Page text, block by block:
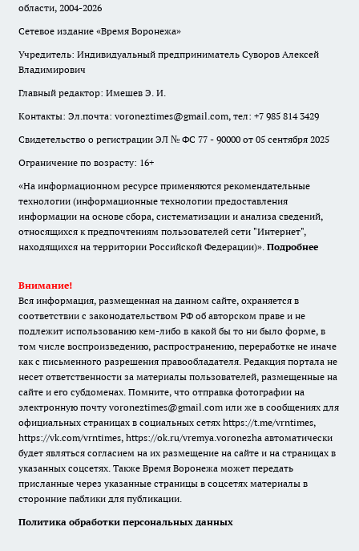
области, 2004-2026
Сетевое издание «Время Воронежа»
Учредитель: Индивидуальный предприниматель Суворов Алексей
Владимирович
Главный редактор: Имешев Э. И.
Контакты: Эл.почта: voroneztimes@gmail.com, тел: +7 985 814 3429
Свидетельство о регистрации ЭЛ № ФС 77 - 90000 от 05 сентября 2025
Ограничение по возрасту: 16+
«На информационном ресурсе применяются рекомендательные
технологии (информационные технологии предоставления
информации на основе сбора, систематизации и анализа сведений,
относящихся к предпочтениям пользователей сети "Интернет",
находящихся на территории Российской Федерации)». Подробнее
Внимание!
Вся информация, размещенная на данном сайте, охраняется в
соответствии с законодательством РФ об авторском праве и не
подлежит использованию кем-либо в какой бы то ни было форме, в
том числе воспроизведению, распространению, переработке не иначе
как с письменного разрешения правообладателя. Редакция портала не
несет ответственности за материалы пользователей, размещенные на
сайте и его субдоменах. Помните, что отправка фотографии на
электронную почту voroneztimes@gmail.com или же в сообщениях для
официальных страницах в социальных сетях https://t.me/vrntimes,
https://vk.com/vrntimes, https://ok.ru/vremya.voronezha автоматически
будет являться согласием на их размещение на сайте и на страницах в
указанных соцсетях. Также Время Воронежа может передать
присланные через указанные страницы в соцсетях материалы в
сторонние паблики для публикации.
Политика обработки персональных данных